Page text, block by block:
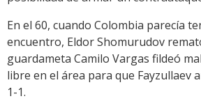
En el 60, cuando Colombia parecía
encuentro, Eldor Shomurudov
guardameta Camilo Vargas fildeó
libre en el área para que Fayzullaev
1-1.